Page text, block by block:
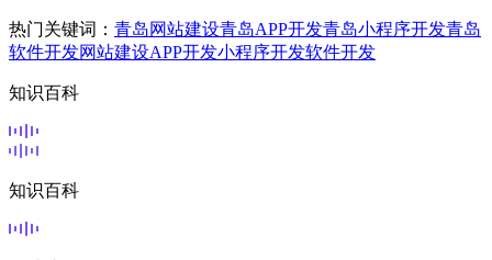
热门关键词： 青岛网站建设青岛APP开发青岛小程序开发青岛
软件开发网站建设APP开发小程序开发软件开发
知识百科
知识百科